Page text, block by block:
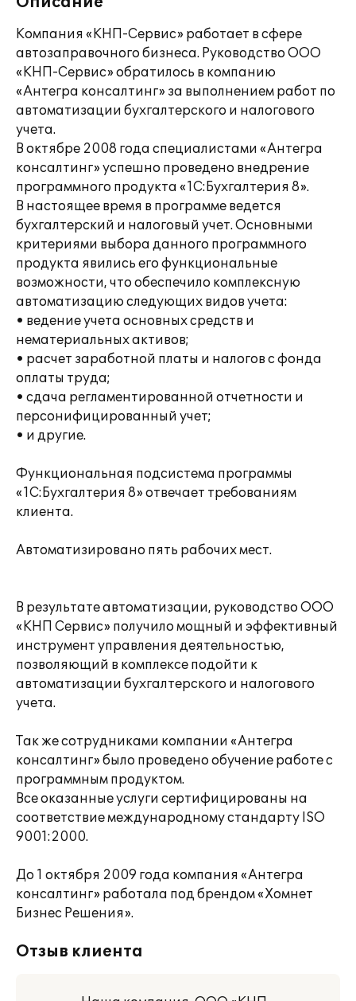
Компания «КНП-Сервис» работает в сфере
автозаправочного бизнеса. Руководство ООО
«КНП-Сервис» обратилось в компанию
«Антегра консалтинг» за выполнением работ по
автоматизации бухгалтерского и налогового
учета.
В октябре 2008 года специалистами «Антегра
консалтинг» успешно проведено внедрение
программного продукта «1С:Бухгалтерия 8».
В настоящее время в программе ведется
бухгалтерский и налоговый учет. Основными
критериями выбора данного программного
продукта явились его функциональные
возможности, что обеспечило комплексную
автоматизацию следующих видов учета:
• ведение учета основных средств и
нематериальных активов;
• расчет заработной платы и налогов с фонда
оплаты труда;
• сдача регламентированной отчетности и
персонифицированный учет;
• и другие.
Функциональная подсистема программы
«1С:Бухгалтерия 8» отвечает требованиям
клиента.
Автоматизировано пять рабочих мест.
В результате автоматизации, руководство ООО
«КНП Сервис» получило мощный и эффективный
инструмент управления деятельностью,
позволяющий в комплексе подойти к
автоматизации бухгалтерского и налогового
учета.
Так же сотрудниками компании «Антегра
консалтинг» было проведено обучение работе с
программным продуктом.
Все оказанные услуги сертифицированы на
соответствие международному стандарту ISO
9001:2000.
До 1 октября 2009 года компания «Антегра
консалтинг» работала под брендом «Хомнет
Бизнес Решения».
Отзыв клиента